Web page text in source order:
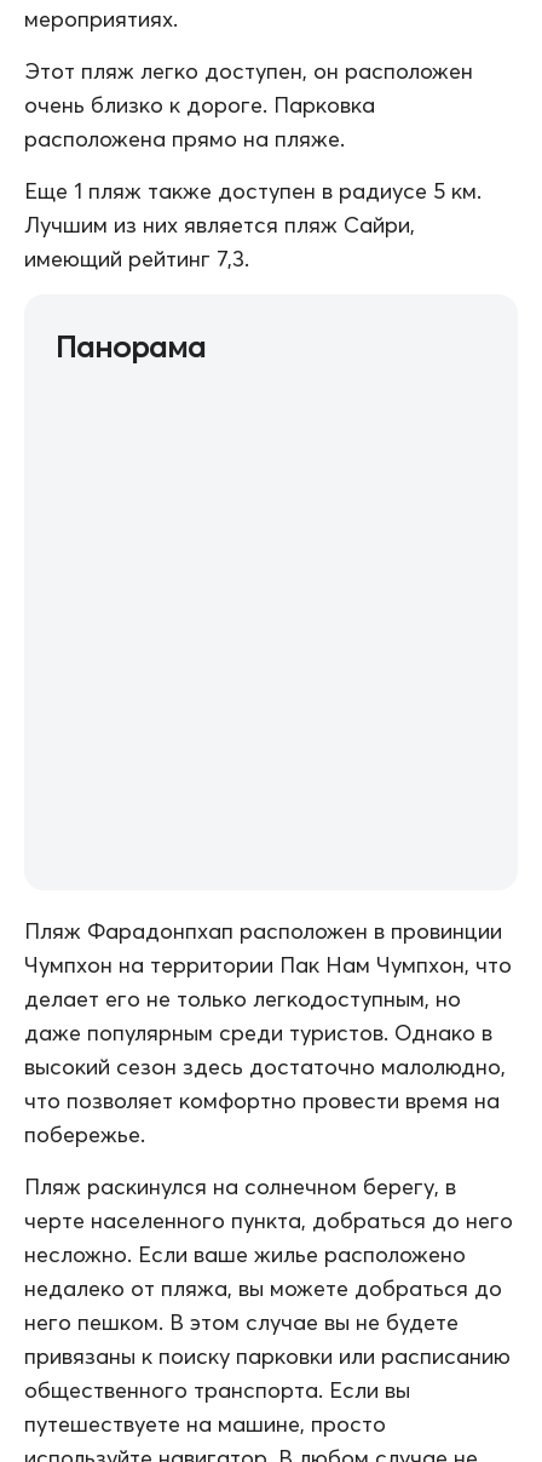
мероприятиях.
Этот пляж легко доступен, он расположен
очень близко к дороге. Парковка
расположена прямо на пляже.
Еще 1 пляж также доступен в радиусе 5 км.
Лучшим из них является пляж Сайри,
имеющий рейтинг 7,3.
Панорама
Пляж Фарадонпхап расположен в провинции
Чумпхон на территории Пак Нам Чумпхон, что
делает его не только легкодоступным, но
даже популярным среди туристов. Однако в
высокий сезон здесь достаточно малолюдно,
что позволяет комфортно провести время на
побережье.
Пляж раскинулся на солнечном берегу, в
черте населенного пункта, добраться до него
несложно. Если ваше жилье расположено
недалеко от пляжа, вы можете добраться до
него пешком. В этом случае вы не будете
привязаны к поиску парковки или расписанию
общественного транспорта. Если вы
путешествуете на машине, просто